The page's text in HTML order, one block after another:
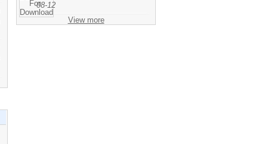
08-12
View more